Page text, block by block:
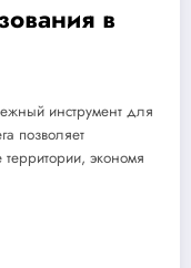
в
инструмент для
позволяет
территории, экономя